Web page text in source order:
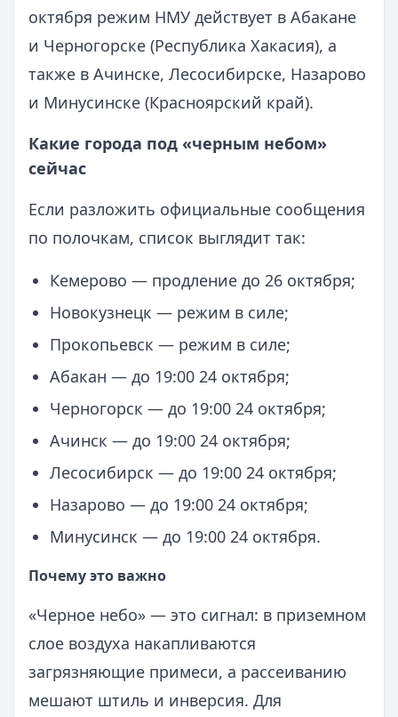
октября режим НМУ действует в Абакане
и Черногорске (Республика Хакасия), а
также в Ачинске, Лесосибирске, Назарово
и Минусинске (Красноярский край).
Какие города под «черным небом»
сейчас
Если разложить официальные сообщения
по полочкам, список выглядит так:
Кемерово — продление до 26 октября;
Новокузнецк — режим в силе;
Прокопьевск — режим в силе;
Абакан — до 19:00 24 октября;
Черногорск — до 19:00 24 октября;
Ачинск — до 19:00 24 октября;
Лесосибирск — до 19:00 24 октября;
Назарово — до 19:00 24 октября;
Минусинск — до 19:00 24 октября.
Почему это важно
«Черное небо» — это сигнал: в приземном
слое воздуха накапливаются
загрязняющие примеси, а рассеиванию
мешают штиль и инверсия. Для